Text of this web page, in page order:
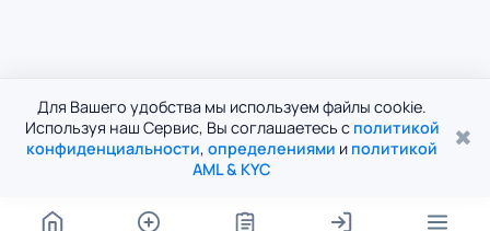
Для Вашего удобства мы используем файлы cookie.
Используя наш Сервис, Вы соглашаетесь с политикой
конфиденциальности, определениями и политикой
AML & KYC
✖